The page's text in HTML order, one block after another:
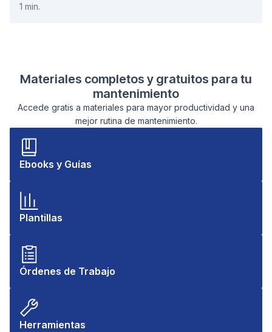
1 min.
Materiales completos y gratuitos para tu
mantenimiento
Accede gratis a materiales para mayor productividad y una
mejor rutina de mantenimiento.
Ebooks y Guías
Plantillas
Órdenes de Trabajo
Herramientas